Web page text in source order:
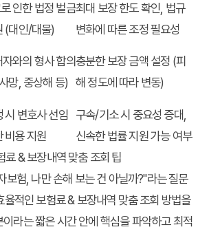
인한 법정 벌금
(대인/대물)
최대 보장 한도 확인, 법규
변화에 따른 조정 필요성
와의 형사 합의
망, 중상해 등)
충분한 보장 금액 설정 (피
해 정도에 따라 변동)
시 변호사 선임
비용 지원
구속/기소 시 중요성 증대,
신속한 법률 지원 가능 여부
료 & 보장내역 맞춤 조회 팁
험, 나만 손해 보는 건 아닐까?"라는 질문
율적인 보험료 & 보장내역 맞춤 조회 방법을
라는 짧은 시간 안에 핵심을 파악하고 최적